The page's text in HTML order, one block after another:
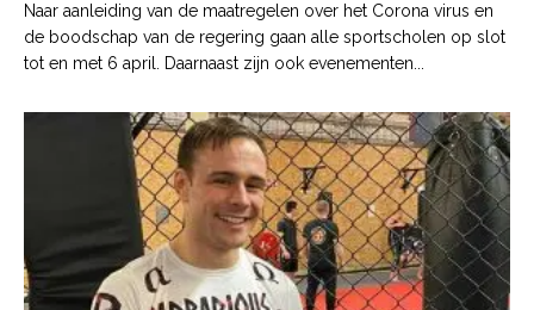
Naar aanleiding van de maatregelen over het Corona virus en
de boodschap van de regering gaan alle sportscholen op slot
tot en met 6 april. Daarnaast zijn ook evenementen...